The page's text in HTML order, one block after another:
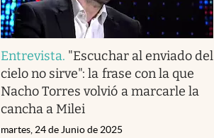
Entrevista. "Escuchar al enviado del
cielo no sirve": la frase con la que
Nacho Torres volvió a marcarle la
cancha a Milei
martes, 24 de Junio de 2025